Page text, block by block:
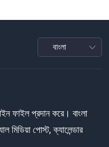
ফাইল প্রদান করে। বাংলা
মিডিয়া পোস্ট, ক্যালেন্ডার